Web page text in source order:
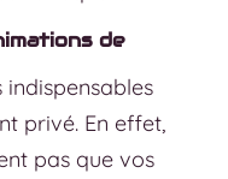
de
indispensables
privé. En effet,
pas que vos